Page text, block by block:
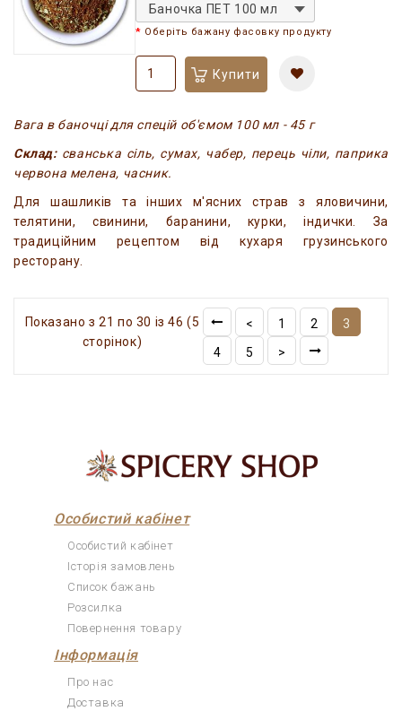
Баночка ПЕТ 100 мл
Оберіть бажану фасовку продукту
Купити
Вага в баночці для спецій об'ємом 100 мл - 45 г
Склад:сванська сіль, сумах, чабер, перець чіли, паприка
червона мелена, часник.
Для шашликів та інших м'ясних страв з яловичини,
телятини, свинини, баранини, курки, індички. За
традиційним рецептом від кухаря грузинського
ресторану.
Показано з 21 по 30 із 46 (5
сторінок)
< 1 2
3
4
5 >
Особистий кабінет
Особистий кабінет
Історія замовлень
Список бажань
Розсилка
Повернення товару
Інформація
Про нас
Доставка